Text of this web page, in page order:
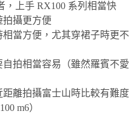
，上手 RX100 系列相當快
攝更方便
當方便，尤其穿裙子時更不
拍相當容易（雖然羅賓不愛
離拍攝富士山時比較有難度
m6）